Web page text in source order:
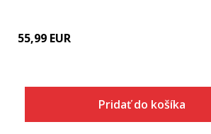
55,99 EUR
Pridať do košíka